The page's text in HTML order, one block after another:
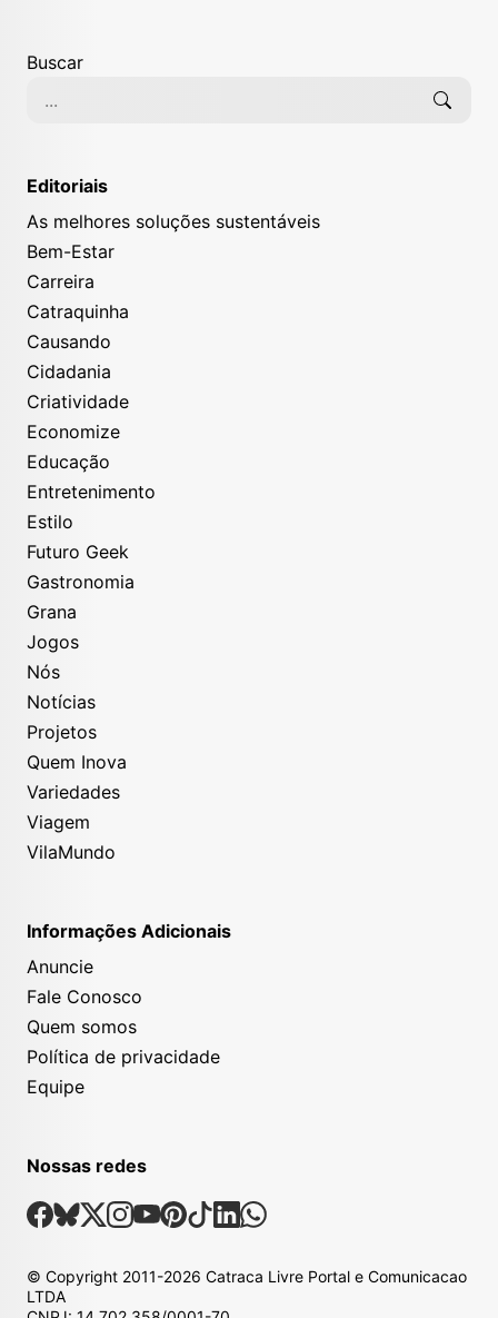
Buscar
Editoriais
As melhores soluções sustentáveis
Bem-Estar
Carreira
Catraquinha
Causando
Cidadania
Criatividade
Economize
Educação
Entretenimento
Estilo
Futuro Geek
Gastronomia
Grana
Jogos
Nós
Notícias
Projetos
Quem Inova
Variedades
Viagem
VilaMundo
Informações Adicionais
Anuncie
Fale Conosco
Quem somos
Política de privacidade
Equipe
Nossas redes
Nossas Redes Sociais
Facebook
Bsky
X Instagram
Youtube
Pinterest
TiktokLinkedin
Whatsapp
© Copyright 2011-2026 Catraca Livre Portal e Comunicacao
LTDA